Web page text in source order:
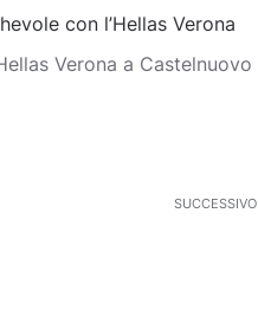
con l’Hellas Verona
Verona a Castelnuovo
SUCCESSIVO